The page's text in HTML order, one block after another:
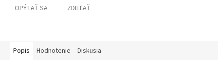
OPÝTAŤ SA ZDIEĽAŤ
Popis Hodnotenie Diskusia